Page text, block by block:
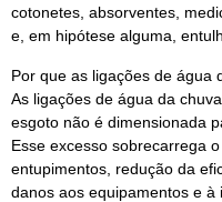
cotonetes, absorventes,
e, em hipótese alguma,
Por que as ligações de água
As ligações de água da
esgoto não é dimensionada
Esse excesso sobrecarrega
entupimentos, redução da
danos aos equipamentos e à